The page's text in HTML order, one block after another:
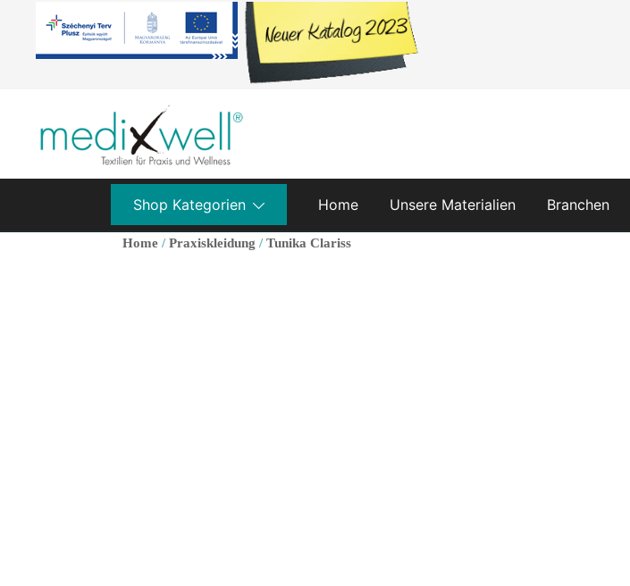
content
Medixwell
Medixwell
Shop Kategorien Home Unsere Materialien Branchen
Home /Praxiskleidung /Tunika Clariss